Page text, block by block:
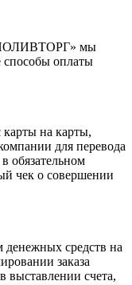
мы
способы оплаты
на карты,
для перевода
обязательном
чек о совершении
денежных средств на
заказа
выставлении счета,